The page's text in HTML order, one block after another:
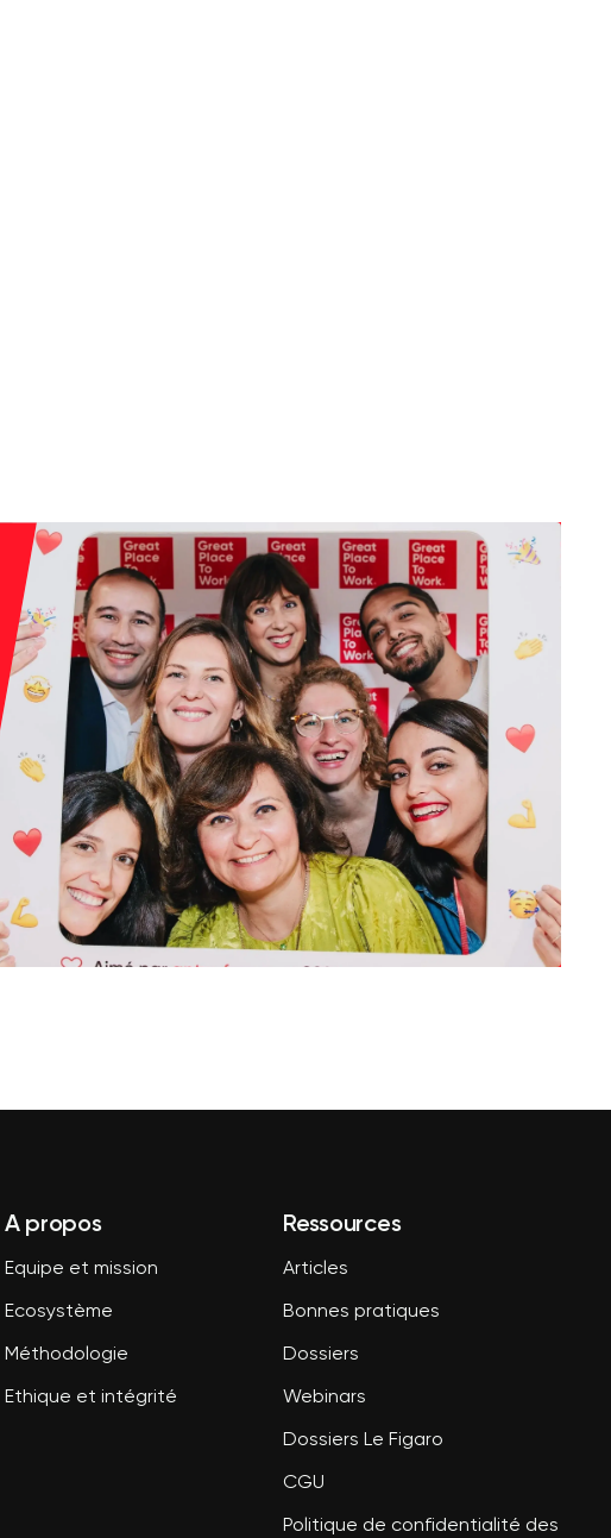
A propos
Equipe et mission
Ecosystème
Méthodologie
Ethique et intégrité
Ressources
Articles
Bonnes pratiques
Dossiers
Webinars
Dossiers Le Figaro
CGU
Politique de confidentialité des